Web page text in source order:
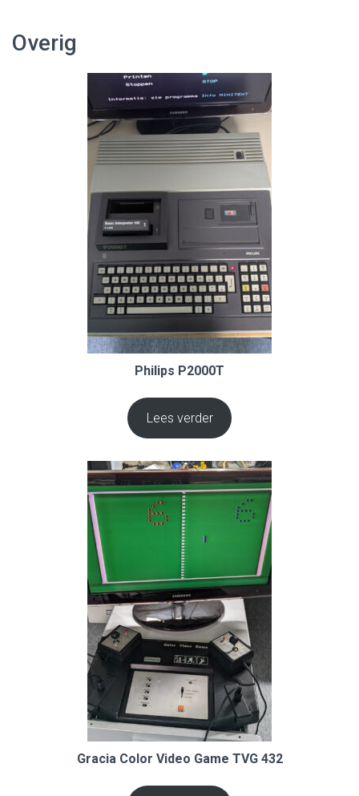
Overig
Philips P2000T
Lees verder
Gracia Color Video Game TVG 432